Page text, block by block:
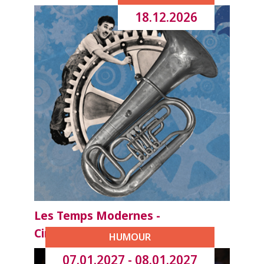
18.12.2026
Les Temps Modernes -
Ciné/Concert
HUMOUR
07.01.2027 - 08.01.2027